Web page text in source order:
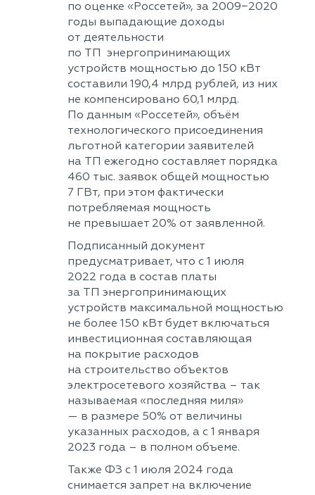
по оценке «Россетей», за 2009−2020
годы выпадающие доходы
от деятельности
по ТП энергопринимающих
устройств мощностью до 150 кВт
составили 190,4 млрд рублей, из них
не компенсировано 60,1 млрд.
По данным «Россетей», объём
технологического присоединения
льготной категории заявителей
на ТП ежегодно составляет порядка
460 тыс. заявок общей мощностью
7 ГВт, при этом фактически
потребляемая мощность
не превышает 20% от заявленной.
Подписанный документ
предусматривает, что с 1 июля
2022 года в состав платы
за ТП энергопринимающих
устройств максимальной мощностью
не более 150 кВт будет включаться
инвестиционная составляющая
на покрытие расходов
на строительство объектов
электросетевого хозяйства – так
называемая «последняя миля»
— в размере 50% от величины
указанных расходов, а с 1 января
2023 года – в полном объеме.
Также ФЗ с 1 июля 2024 года
снимается запрет на включение